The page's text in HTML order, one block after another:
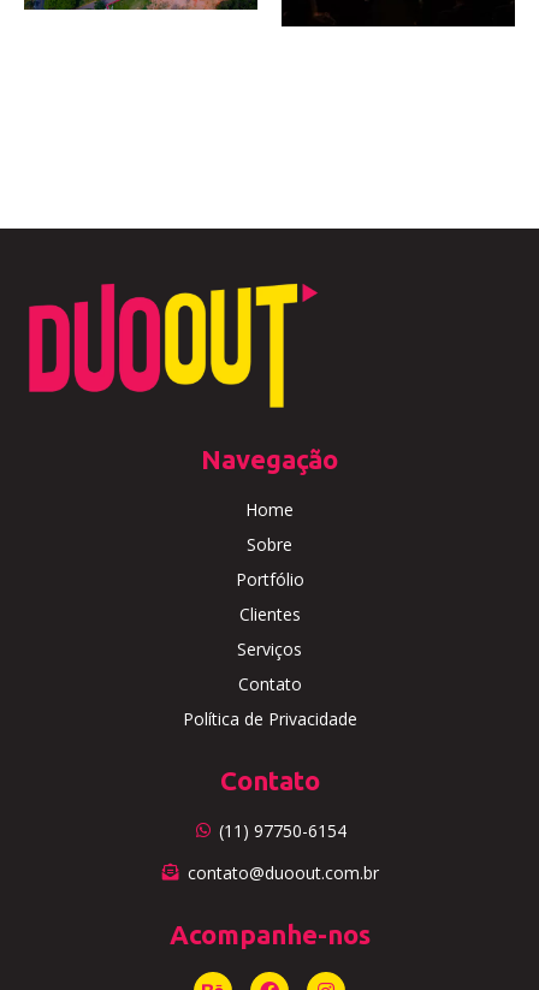
Navegação
Home
Sobre
Portfólio
Clientes
Serviços
Contato
Política de Privacidade
Contato
(11) 97750-6154
contato@duoout.com.br
Acompanhe-nos